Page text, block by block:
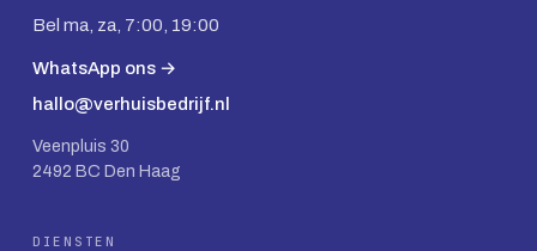
Bel ma, za, 7:00, 19:00
WhatsApp ons →
hallo@verhuisbedrijf.nl
Veenpluis 30
2492 BC Den Haag
DIENSTEN